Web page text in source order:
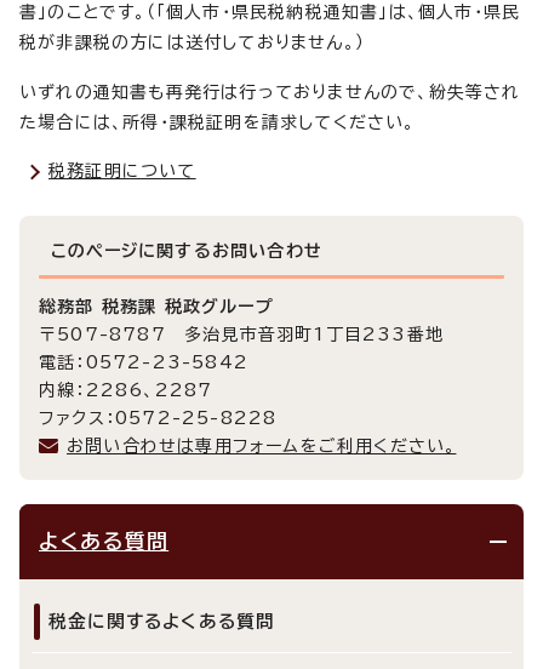
書」のことです。（「個人市・県民税納税通知書」は、個人市・県民
税が非課税の方には送付しておりません。）
いずれの通知書も再発行は行っておりませんので、紛失等され
た場合には、所得・課税証明を請求してください。
税務証明について
このページに関する お問い合わせ
総務部 税務課 税政グループ
〒507-8787 多治見市音羽町1丁目233番地
電話：0572-23-5842
内線：2286、2287
ファクス：0572-25-8228
お問い合わせは専用フォームをご利用ください。
よくある質問
税金に関するよくある質問